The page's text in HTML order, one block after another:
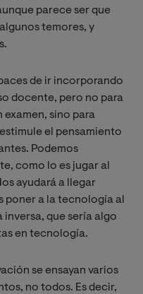
parece ser que
temores, y
de ir incorporando
docente, pero no para
examen, sino para
el pensamiento
Podemos
como lo es jugar al
ayudará a llegar
poner a la tecnología al
inversa, que sería algo
en tecnología.
se ensayan varios
no todos. Es decir,